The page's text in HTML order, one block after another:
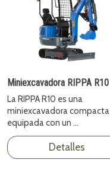
Miniexcavadora RIPPA R10
La RIPPA R10 es una
miniexcavadora compacta
equipada con un ...
Detalles